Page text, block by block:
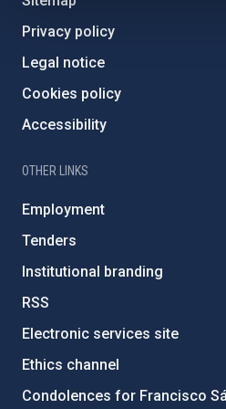
Privacy policy
Legal notice
Cookies policy
Accessibility
OTHER LINKS
Employment
Tenders
Institutional branding
RSS
Electronic services site
Ethics channel
Condolences for Francisco